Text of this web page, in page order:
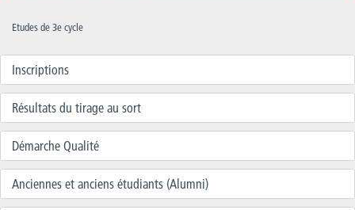
Etudes de 3e cycle
Inscriptions
Résultats du tirage au sort
Démarche Qualité
Anciennes et anciens étudiants (Alumni)